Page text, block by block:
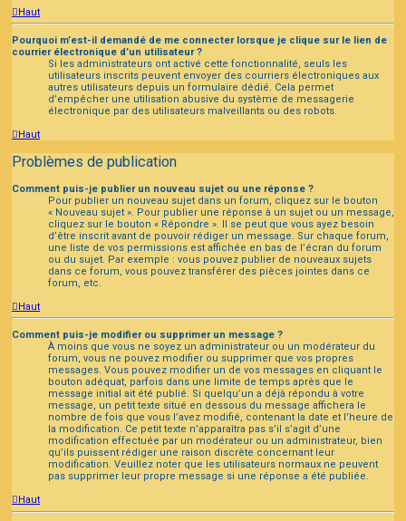
Haut
Pourquoi m’est-il demandé de me connecter lorsque je clique sur le lien de
courrier électronique d’un utilisateur ?
Si les administrateurs ont activé cette fonctionnalité, seuls les
utilisateurs inscrits peuvent envoyer des courriers électroniques aux
autres utilisateurs depuis un formulaire dédié. Cela permet
d’empêcher une utilisation abusive du système de messagerie
électronique par des utilisateurs malveillants ou des robots.
Haut
Problèmes de publication
Comment puis-je publier un nouveau sujet ou une réponse ?
Pour publier un nouveau sujet dans un forum, cliquez sur le bouton
« Nouveau sujet ». Pour publier une réponse à un sujet ou un message,
cliquez sur le bouton « Répondre ». Il se peut que vous ayez besoin
d’être inscrit avant de pouvoir rédiger un message. Sur chaque forum,
une liste de vos permissions est affichée en bas de l’écran du forum
ou du sujet. Par exemple : vous pouvez publier de nouveaux sujets
dans ce forum, vous pouvez transférer des pièces jointes dans ce
forum, etc.
Haut
Comment puis-je modifier ou supprimer un message ?
À moins que vous ne soyez un administrateur ou un modérateur du
forum, vous ne pouvez modifier ou supprimer que vos propres
messages. Vous pouvez modifier un de vos messages en cliquant le
bouton adéquat, parfois dans une limite de temps après que le
message initial ait été publié. Si quelqu’un a déjà répondu à votre
message, un petit texte situé en dessous du message affichera le
nombre de fois que vous l’avez modifié, contenant la date et l’heure de
la modification. Ce petit texte n’apparaîtra pas s’il s’agit d’une
modification effectuée par un modérateur ou un administrateur, bien
qu’ils puissent rédiger une raison discrète concernant leur
modification. Veuillez noter que les utilisateurs normaux ne peuvent
pas supprimer leur propre message si une réponse a été publiée.
Haut